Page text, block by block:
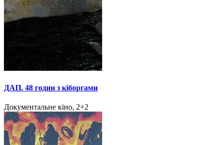
ДАП. 48 годин з кіборгами
Документальне кіно, 2+2